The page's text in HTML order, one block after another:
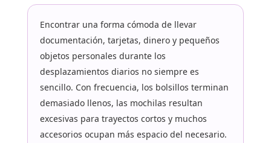
Encontrar una forma cómoda de llevar
documentación, tarjetas, dinero y pequeños
objetos personales durante los
desplazamientos diarios no siempre es
sencillo. Con frecuencia, los bolsillos terminan
demasiado llenos, las mochilas resultan
excesivas para trayectos cortos y muchos
accesorios ocupan más espacio del necesario.